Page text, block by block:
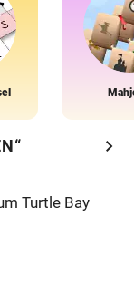
chevron_right